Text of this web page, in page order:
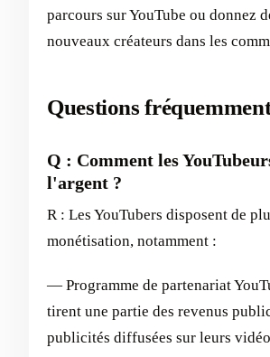
parcours sur YouTube ou donnez
nouveaux créateurs dans les
Questions
Q : Comment les
l'argent ?
R : Les YouTubers disposent de
monétisation, notamment :
— Programme de partenariat
tirent une partie des revenus
publicités diffusées sur leurs